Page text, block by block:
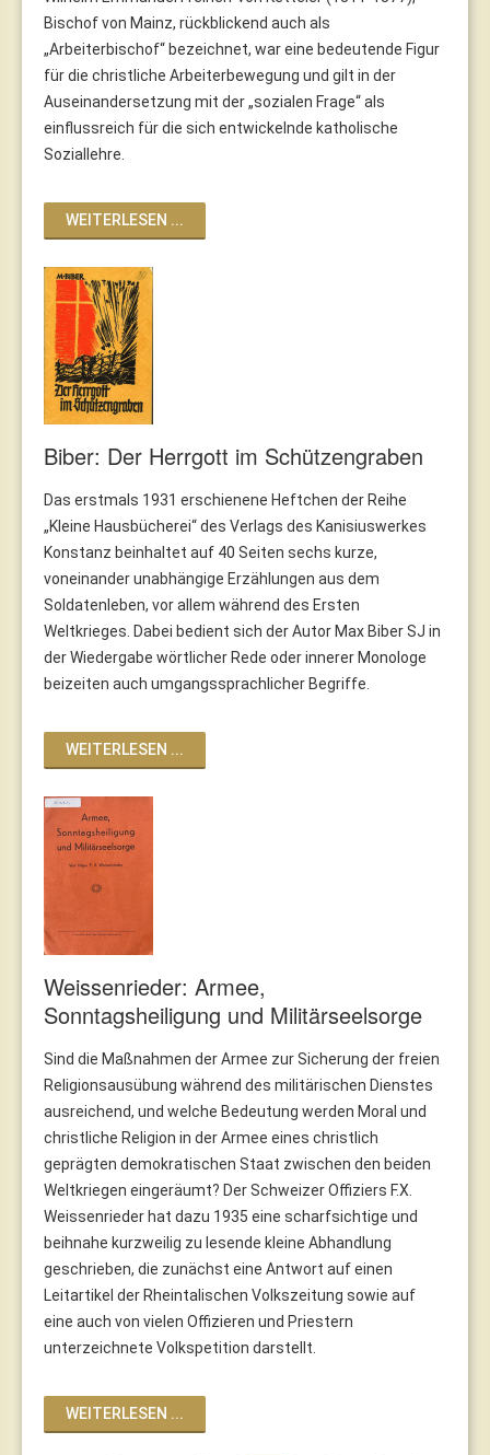
Bischof von Mainz, rückblickend auch als
„Arbeiterbischof“ bezeichnet, war eine bedeutende Figur
für die christliche Arbeiterbewegung und gilt in der
Auseinandersetzung mit der „sozialen Frage“ als
einflussreich für die sich entwickelnde katholische
Soziallehre.
WEITERLESEN ...
Biber: Der Herrgott im Schützengraben
Das erstmals 1931 erschienene Heftchen der Reihe
„Kleine Hausbücherei“ des Verlags des Kanisiuswerkes
Konstanz beinhaltet auf 40 Seiten sechs kurze,
voneinander unabhängige Erzählungen aus dem
Soldatenleben, vor allem während des Ersten
Weltkrieges. Dabei bedient sich der Autor Max Biber SJ in
der Wiedergabe wörtlicher Rede oder innerer Monologe
beizeiten auch umgangssprachlicher Begriffe.
WEITERLESEN ...
Weissenrieder: Armee,
Sonntagsheiligung und Militärseelsorge
Sind die Maßnahmen der Armee zur Sicherung der freien
Religionsausübung während des militärischen Dienstes
ausreichend, und welche Bedeutung werden Moral und
christliche Religion in der Armee eines christlich
geprägten demokratischen Staat zwischen den beiden
Weltkriegen eingeräumt? Der Schweizer Offiziers F.X.
Weissenrieder hat dazu 1935 eine scharfsichtige und
beihnahe kurzweilig zu lesende kleine Abhandlung
geschrieben, die zunächst eine Antwort auf einen
Leitartikel der Rheintalischen Volkszeitung sowie auf
eine auch von vielen Offizieren und Priestern
unterzeichnete Volkspetition darstellt.
WEITERLESEN ...